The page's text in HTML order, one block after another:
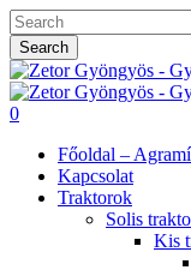
Skip
to
main
content
Search
Close
Search
search
0
Főoldal –
Kapcsolat
Traktorok
Solis
Kis